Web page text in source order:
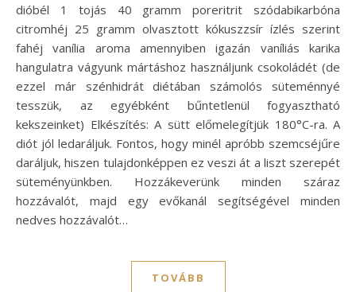
dióbél 1 tojás 40 gramm poreritrit szódabikarbóna
citromhéj 25 gramm olvasztott kókuszzsír ízlés szerint
fahéj vanília aroma amennyiben igazán vaníliás karika
hangulatra vágyunk mártáshoz használjunk csokoládét (de
ezzel már szénhidrát diétában számolós süteménnyé
tesszük, az egyébként bűntetlenül fogyasztható
kekszeinket) Elkészítés: A sütt előmelegítjük 180°C-ra. A
diót jól ledaráljuk. Fontos, hogy minél apróbb szemcséjűre
daráljuk, hiszen tulajdonképpen ez veszi át a liszt szerepét
süteményünkben. Hozzákeverünk minden száraz
hozzávalót, majd egy evőkanál segítségével minden
nedves hozzávalót…
TOVÁBB